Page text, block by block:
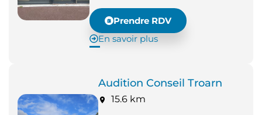
Prendre RDV
En savoir plus
Audition Conseil Troarn
15.6 km